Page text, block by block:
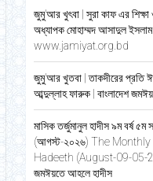
জুমু’আর খুৎবা | সুরা কাফ এর শিক্ষা ও
অধ্যাপক মোহাম্মদ আসাদুল ইসলাম |
www.jamiyat.org.bd
জুমু’আর খুতবা | তাকদীরের প্রতি
আব্দুল্লাহ ফারুক | বাংলাদেশ
মাসিক তর্জুমানুল হাদীস ৯ম বর্ষ ৫ম
(আগস্ট-২০২৬) The
Hadeeth (August-09-05-
জমঈয়তে আহলে হাদীস